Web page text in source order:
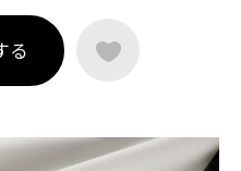
る